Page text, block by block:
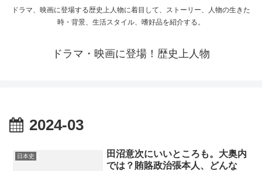
ドラマ、映画に登場する歴史上人物に着目して、ストーリー、人物の生きた
時・背景、生活スタイル、嗜好品を紹介する。
ドラマ・映画に登場！歴史上人物
2024-03
日本史
田沼意次にいいところも。大奥内
では？賄賂政治張本人、どんな